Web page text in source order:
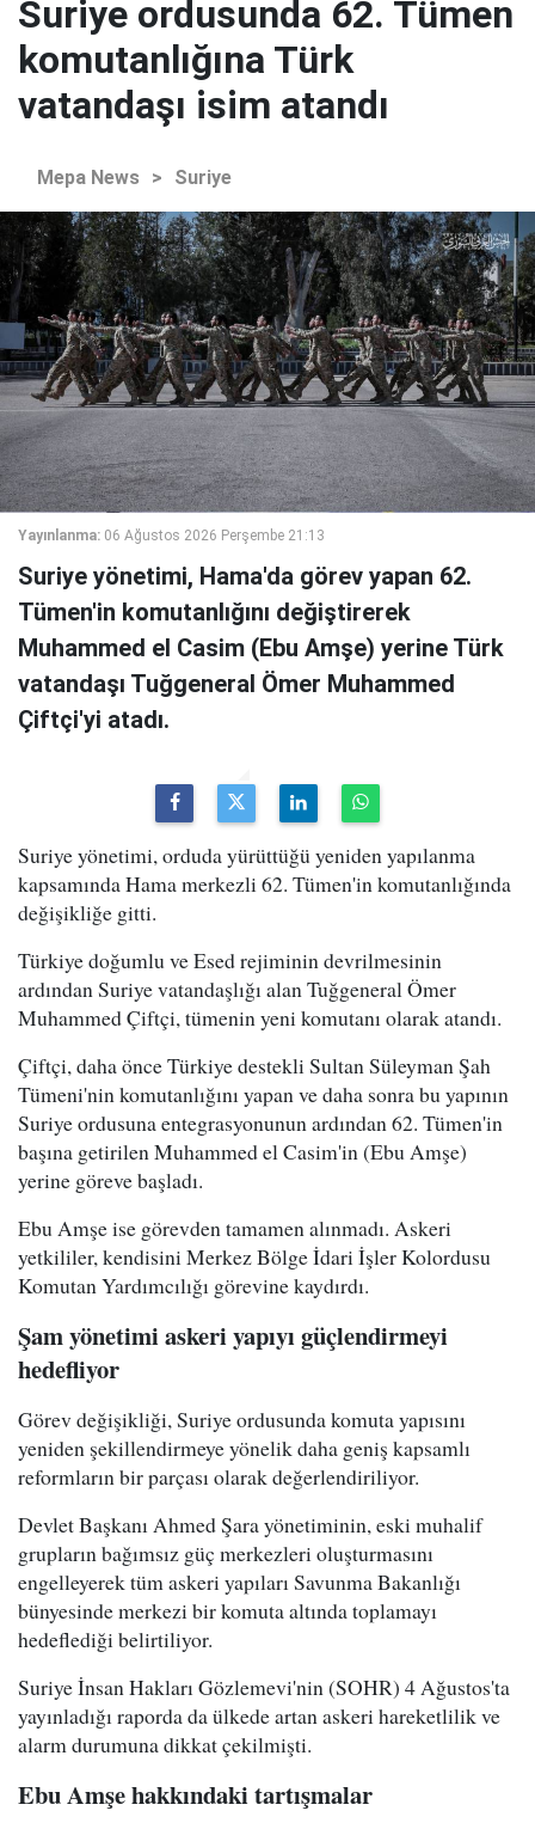
Suriye ordusunda 62. Tümen
komutanlığına Türk
vatandaşı isim atandı
Mepa News > Suriye
Yayınlanma: 06 Ağustos 2026 Perşembe 21:13
Suriye yönetimi, Hama'da görev yapan 62.
Tümen'in komutanlığını değiştirerek
Muhammed el Casim (Ebu Amşe) yerine Türk
vatandaşı Tuğgeneral Ömer Muhammed
Çiftçi'yi atadı.
Suriye yönetimi, orduda yürüttüğü yeniden yapılanma
kapsamında Hama merkezli 62. Tümen'in komutanlığında
değişikliğe gitti.
Türkiye doğumlu ve Esed rejiminin devrilmesinin
ardından Suriye vatandaşlığı alan Tuğgeneral Ömer
Muhammed Çiftçi, tümenin yeni komutanı olarak atandı.
Çiftçi, daha önce Türkiye destekli Sultan Süleyman Şah
Tümeni'nin komutanlığını yapan ve daha sonra bu yapının
Suriye ordusuna entegrasyonunun ardından 62. Tümen'in
başına getirilen Muhammed el Casim'in (Ebu Amşe)
yerine göreve başladı.
Ebu Amşe ise görevden tamamen alınmadı. Askeri
yetkililer, kendisini Merkez Bölge İdari İşler Kolordusu
Komutan Yardımcılığı görevine kaydırdı.
Şam yönetimi askeri yapıyı güçlendirmeyi
hedefliyor
Görev değişikliği, Suriye ordusunda komuta yapısını
yeniden şekillendirmeye yönelik daha geniş kapsamlı
reformların bir parçası olarak değerlendiriliyor.
Devlet Başkanı Ahmed Şara yönetiminin, eski muhalif
grupların bağımsız güç merkezleri oluşturmasını
engelleyerek tüm askeri yapıları Savunma Bakanlığı
bünyesinde merkezi bir komuta altında toplamayı
hedeflediği belirtiliyor.
Suriye İnsan Hakları Gözlemevi'nin (SOHR) 4 Ağustos'ta
yayınladığı raporda da ülkede artan askeri hareketlilik ve
alarm durumuna dikkat çekilmişti.
Ebu Amşe hakkındaki tartışmalar